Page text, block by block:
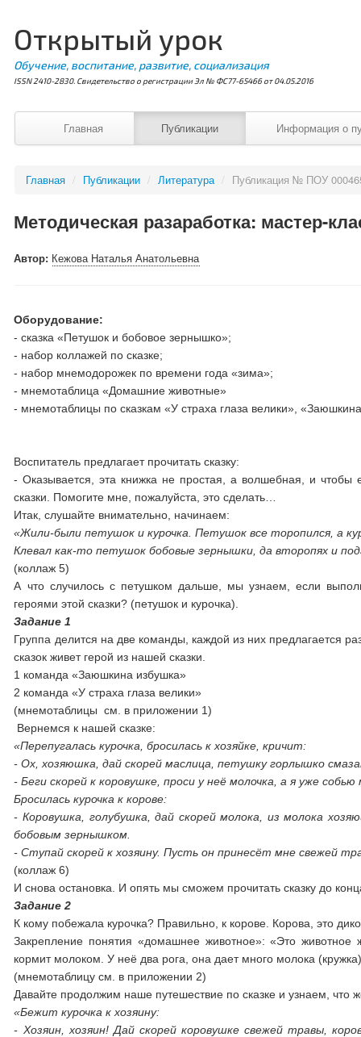
Открытый урок
Обучение, воспитание, развитие, социализация
ISSN 2410-2830. Свидетельство о регистрации Эл № ФС77-65466 от 04.05.2016
Главная Публикации Информация о
Главная / Публикации / Литература / Публикация № ПОУ
Методическая разаработка: мастер-
Автор: Кежова Наталья Анатольевна
Оборудование:
- сказка «Петушок и бобовое зернышко»;
- набор коллажей по сказке;
- набор мнемодорожек по времени года «зима»;
- мнемотаблица «Домашние животные»
- мнемотаблицы по сказкам «У страха глаза велики»,
Воспитатель предлагает прочитать сказку:
- Оказывается, эта книжка не простая, а волшебная, и чтобы
сказки. Помогите мне, пожалуйста, это сделать…
Итак, слушайте внимательно, начинаем:
«Жили-были петушок и курочка. Петушок все торопился, а
Клевал как-то петушок бобовые зернышки, да второпях и
(коллаж 5)
А что случилось с петушком дальше, мы узнаем, если
героями этой сказки? (петушок и курочка).
Задание 1
Группа делится на две команды, каждой из них предлагается
сказок живет герой из нашей сказки.
1 команда «Заюшкина избушка»
2 команда «У страха глаза велики»
(мнемотаблицы см. в приложении 1)
Вернемся к нашей сказке:
«Перепугалась курочка, бросилась к хозяйке, кричит:
- Ох, хозяюшка, дай скорей маслица, петушку горлышко
- Беги скорей к коровушке, проси у неё молочка, а я уже собью
Бросилась курочка к корове:
- Коровушка, голубушка, дай скорей молока, из молока
бобовым зернышком.
- Ступай скорей к хозяину. Пусть он принесёт мне свежей
(коллаж 6)
И снова остановка. И опять мы сможем прочитать сказку до
Задание 2
К кому побежала курочка? Правильно, к корове. Корова, это
Закрепление понятия «домашнее животное»: «Это
кормит молоком. У неё два рога, она дает много молока
(мнемотаблицу см. в приложении 2)
Давайте продолжим наше путешествие по сказке и узнаем, что
«Бежит курочка к хозяину:
- Хозяин, хозяин! Дай скорей коровушке свежей травы,